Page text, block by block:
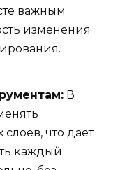
важным
изменения
В
что дает
каждый